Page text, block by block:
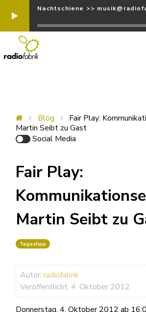
Nachtschiene >>
Blog
Fair Play:
Martin Seibt zu Gast
Social Media
Fair Play:
Martin Seibt zu
Tagestipp
Autor: radiofabrik
Veröffentlicht: 4. Oktober 2012
Donnerstag, 4. Oktober 2012 ab